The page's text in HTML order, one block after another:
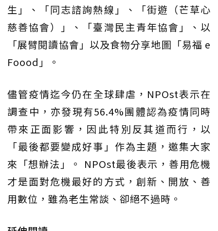
生」、「同志諮詢熱線」、「街遊（芒草心
慈善協會）」、「臺灣民主青年協會」、以
「展臂閱讀協會」以及食物分享地圖「易福 e
Foood」。
儘管疫情迄今仍在全球肆虐，NPOst表示在
調查中，亦發現有56.4%團體認為疫情同時
帶來正面影響，因此特別反其道而行，以
「最後都要變成好事」作為主題，邀集大家
來「想辦法」。 NPOst最後表示，善用危機
才是面對危機最好的方式，創新、開放、善
用數位，雖為老生常談、卻絕不過時。